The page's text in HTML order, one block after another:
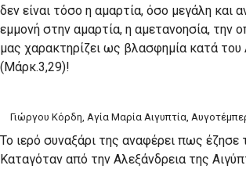
δεν είναι τόσο η αμαρτία, όσο μεγάλη και
εμμονή στην αμαρτία, η αμετανοησία, την
μας χαρακτηρίζει ως βλασφημία κατά του
(Μάρκ.3,29)!
Γιώργου Κόρδη, Αγία Μαρία Αιγυπτία,
Το ιερό συναξάρι της αναφέρει πως έζησε
Καταγόταν από την Αλεξάνδρεια της